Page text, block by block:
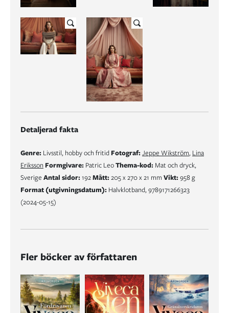
Detaljerad fakta
Genre: Livsstil, hobby och fritid Fotograf: Jeppe Wikström, Lina
Eriksson Formgivare: Patric LeoThema-kod: Mat och dryck,
Sverige Antal sidor: 192Mått: 205 x 270 x 21 mm Vikt: 958 g
Format (utgivningsdatum): Halvklotband, 9789171266323
(2024-05-15)
Fler böcker av författaren